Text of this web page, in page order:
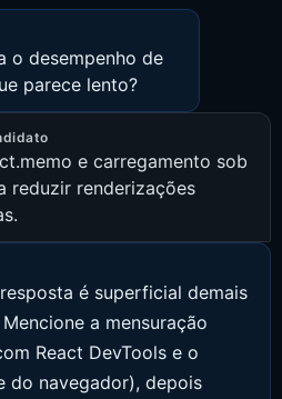
o desempenho de
parece lento?
e carregamento sob
reduzir renderizações
é superficial demais
a mensuração
React DevTools e o
do navegador), depois